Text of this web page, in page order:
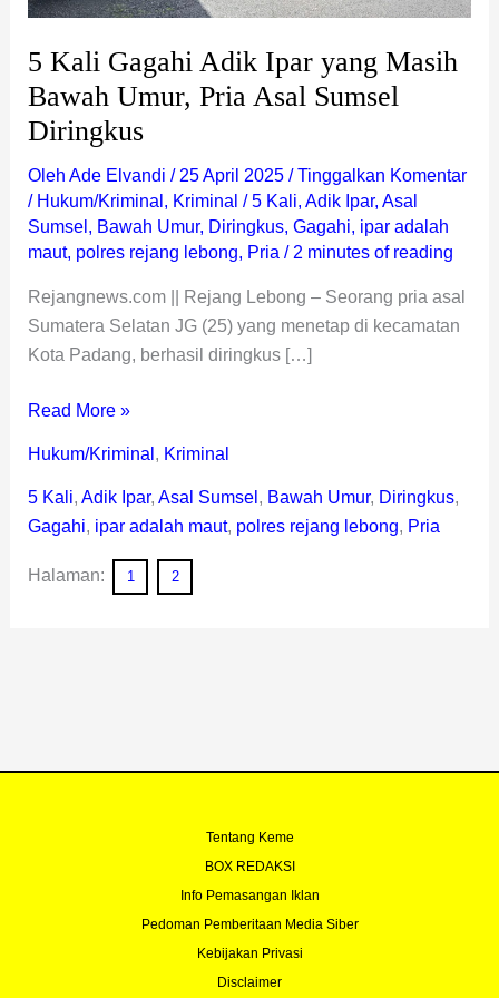
5 Kali Gagahi Adik Ipar yang Masih
Bawah Umur, Pria Asal Sumsel
Diringkus
Oleh Ade Elvandi / 25 April 2025 /Tinggalkan Komentar
/ Hukum/Kriminal , Kriminal /5 Kali, Adik Ipar, Asal
Sumsel , Bawah Umur, Diringkus, Gagahi, ipar adalah
maut, polres rejang lebong, Pria / 2 minutes of reading
Rejangnews.com || Rejang Lebong – Seorang pria asal
Sumatera Selatan JG (25) yang menetap di kecamatan
Kota Padang, berhasil diringkus […]
Asal
Sumsel
Diringkus
Read More »
Hukum/Kriminal , Kriminal
5 Kali, Adik Ipar, Asal Sumsel , Bawah Umur, Diringkus,
Gagahi, ipar adalah maut, polres rejang lebong, Pria
Halaman: 1 2
Tentang Keme
BOX REDAKSI
Info Pemasangan Iklan
Pedoman Pemberitaan Media Siber
Kebijakan Privasi
Disclaimer